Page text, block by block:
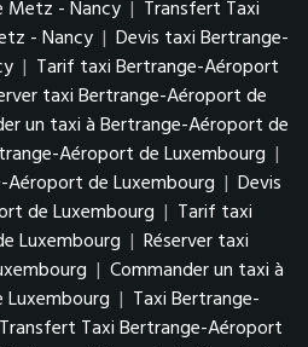
Metz - Nancy | Transfert Taxi
- Nancy | Devis taxi Bertrange-
| Tarif taxi Bertrange-Aéroport
taxi Bertrange-Aéroport de
un taxi à Bertrange-Aéroport de
Aéroport de Luxembourg |
de Luxembourg | Devis
de Luxembourg | Tarif taxi
Luxembourg | Réserver taxi
| Commander un taxi à
| Taxi Bertrange-
Transfert Taxi Bertrange-Aéroport